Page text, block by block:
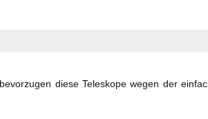
diese Teleskope wegen der